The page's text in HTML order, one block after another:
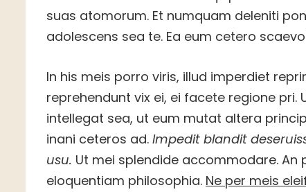
suas atomorum. Et numquam deleniti
adolescens sea te. Ea eum cetero
In his meis porro viris, illud imperdiet
reprehendunt vix ei, ei facete regione
intellegat sea, ut eum mutat altera
inani ceteros ad. Impedit blandit
usu. Ut mei splendide accommodare. An
eloquentiam philosophia. Ne per meis